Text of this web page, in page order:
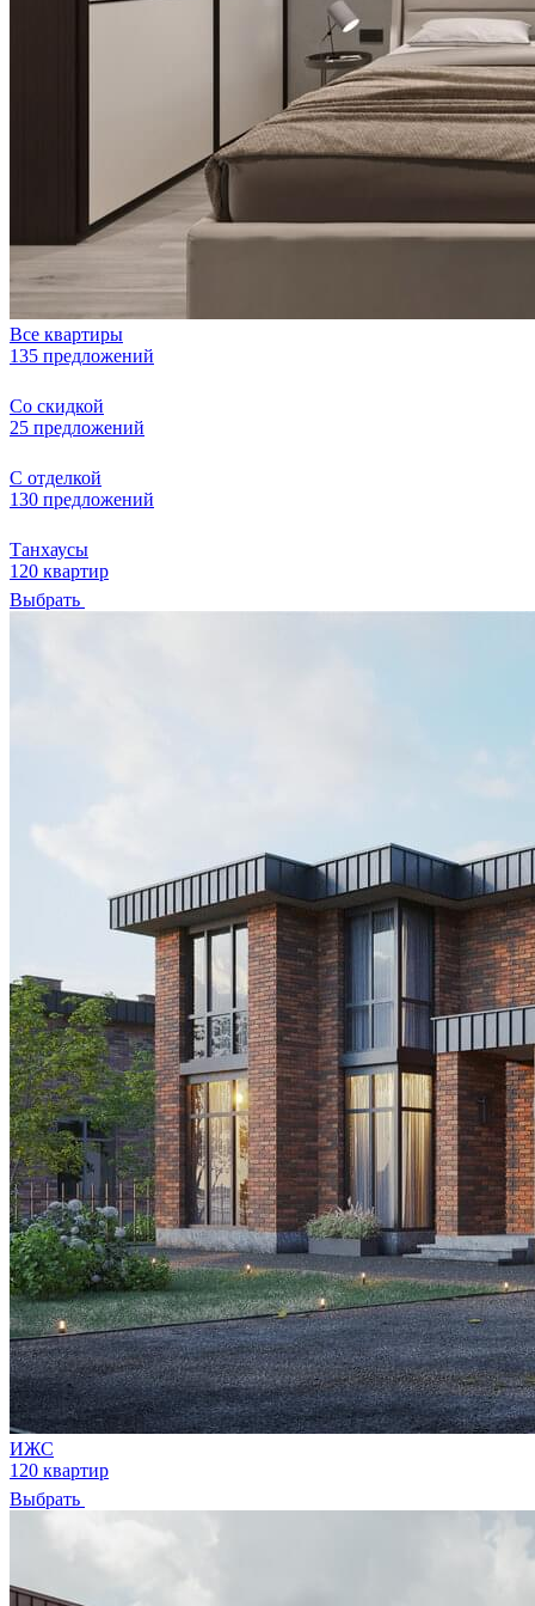
Все квартиры
135 предложений
Со скидкой
25 предложений
С отделкой
130 предложений
Танхаусы
120 квартир
Выбрать
ИЖС
120 квартир
Выбрать